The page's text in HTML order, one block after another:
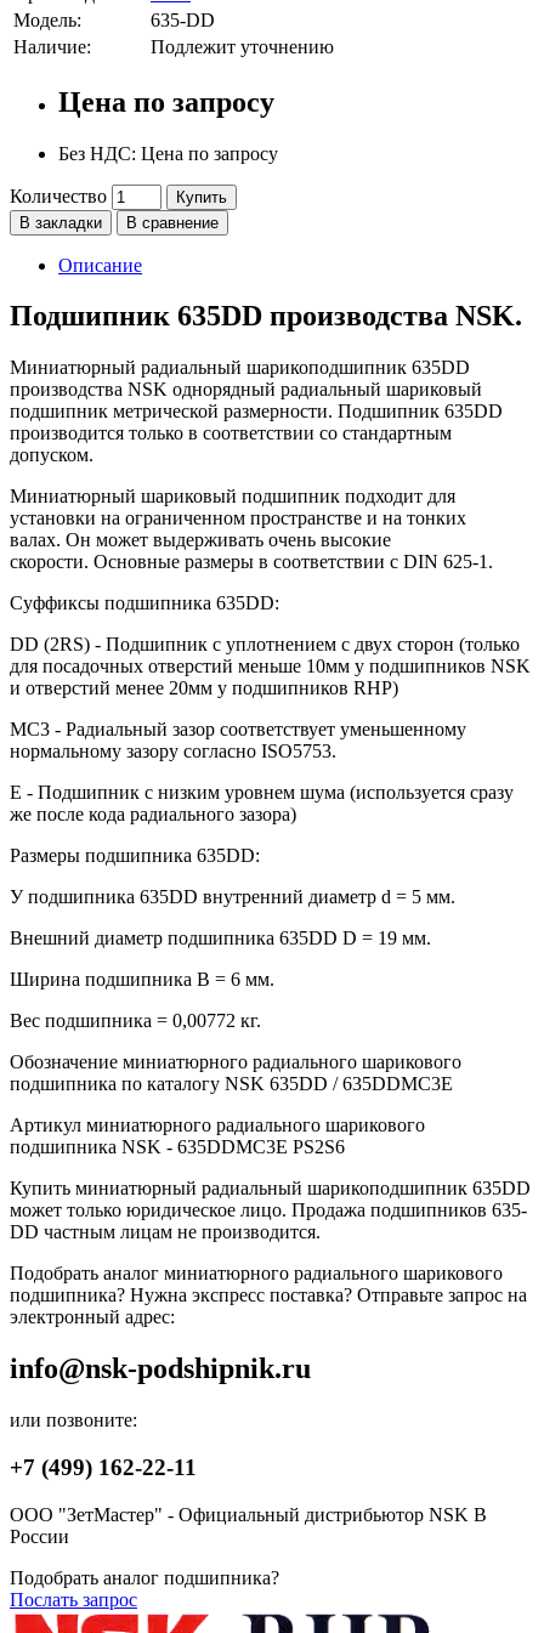
Модель:
635-DD
Наличие:
Подлежит уточнению
Цена по запросу
Без НДС: Цена по запросу
Количество
Купить
В закладки
В сравнение
Описание
Подшипник 635DD производства NSK.
Миниатюрный радиальный шарикоподшипник 635DD
производства NSK однорядный радиальный шариковый
подшипник метрической размерности. Подшипник 635DD
производится только в соответствии со стандартным
допуском.
Миниатюрный шариковый подшипник подходит для
установки на ограниченном пространстве и на тонких
валах. Он может выдерживать очень высокие
скорости. Основные размеры в соответствии с DIN 625-1.
Суффиксы подшипника 635DD:
DD (2RS) - Подшипник с уплотнением с двух сторон (только
для посадочных отверстий меньше 10мм у подшипников NSK
и отверстий менее 20мм у подшипников RHP)
MC3 - Радиальный зазор соответствует уменьшенному
нормальному зазору согласно ISO5753.
E - Подшипник с низким уровнем шума (используется сразу
же после кода радиального зазора)
Размеры подшипника 635DD:
У подшипника 635DD внутренний диаметр d = 5 мм.
Внешний диаметр подшипника 635DD D = 19 мм.
Ширина подшипника B = 6 мм.
Вес подшипника = 0,00772 кг.
Обозначение миниатюрного радиального шарикового
подшипника по каталогу NSK 635DD / 635DDMC3E
Артикул миниатюрного радиального шарикового
подшипника NSK - 635DDMC3E PS2S6
Купить миниатюрный радиальный шарикоподшипник 635DD
может только юридическое лицо. Продажа подшипников 635-
DD частным лицам не производится.
Подобрать аналог миниатюрного радиального шарикового
подшипника? Нужна экспресс поставка? Отправьте запрос на
электронный адрес:
info@nsk-podshipnik.ru
или позвоните:
+7 (499) 162-22-11
ООО "ЗетМастер" - Официальный дистрибьютор NSK В
России
Подобрать аналог подшипника?
Послать запрос